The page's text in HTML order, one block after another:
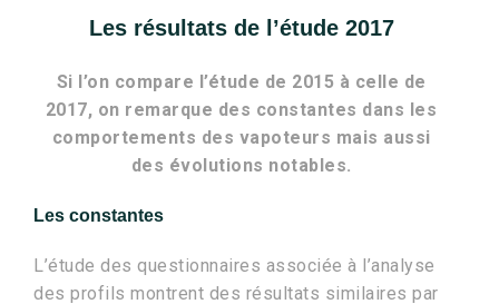
Les résultats de l’étude 2017
Si l’on compare l’étude de 2015 à celle de
2017, on remarque des constantes dans les
comportements des vapoteurs mais aussi
des évolutions notables.
Les constantes
L’étude des questionnaires associée à l’analyse
des profils montrent des résultats similaires par